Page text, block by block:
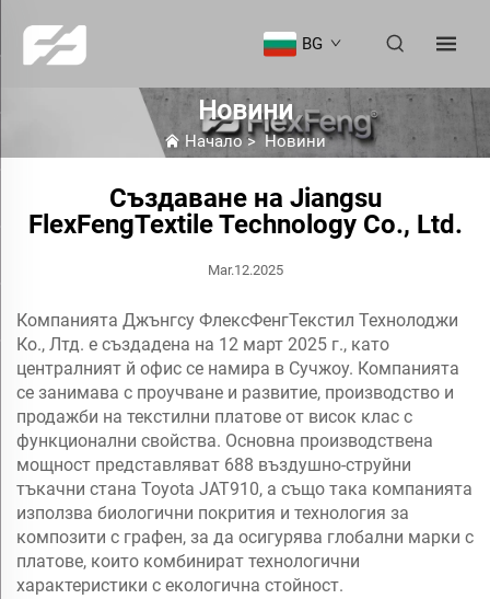
BG
Новини
Начало> Новини
Създаване на Jiangsu
FlexFengTextile Technology Co., Ltd.
Mar.12.2025
Компанията Джънгсу ФлексФенгТекстил Технолоджи
Ко., Лтд. е създадена на 12 март 2025 г., като
централният й офис се намира в Сучжоу. Компанията
се занимава с проучване и развитие, производство и
продажби на текстилни платове от висок клас с
функционални свойства. Основна производствена
мощност представляват 688 въздушно-струйни
тъкачни стана Toyota JAT910, а също така компанията
използва биологични покрития и технология за
композити с графен, за да осигурява глобални марки с
платове, които комбинират технологични
характеристики с екологична стойност.